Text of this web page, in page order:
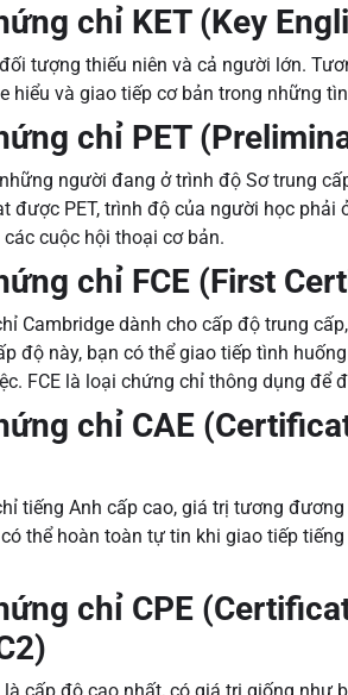
chỉ KET (Key
tượng thiếu niên và cả người lớn.
hiểu và giao tiếp cơ bản trong những
chỉ PET
người đang ở trình độ Sơ trung
được PET, trình độ của người học phải
cuộc hội thoại cơ bản.
chỉ FCE (First
Cambridge dành cho cấp độ trung
độ này, bạn có thể giao tiếp tình
FCE là loại chứng chỉ thông dụng để
chỉ CAE
tiếng Anh cấp cao, giá trị tương
thể hoàn toàn tự tin khi giao tiếp
chỉ CPE